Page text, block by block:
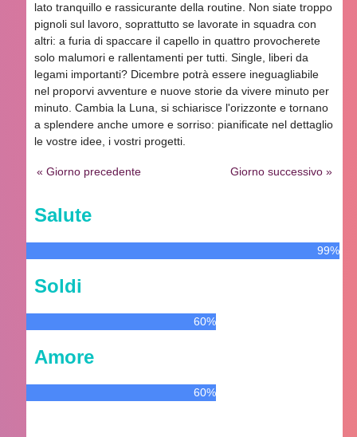
lato tranquillo e rassicurante della routine. Non siate troppo
pignoli sul lavoro, soprattutto se lavorate in squadra con
altri: a furia di spaccare il capello in quattro provocherete
solo malumori e rallentamenti per tutti. Single, liberi da
legami importanti? Dicembre potrà essere ineguagliabile
nel proporvi avventure e nuove storie da vivere minuto per
minuto. Cambia la Luna, si schiarisce l'orizzonte e tornano
a splendere anche umore e sorriso: pianificate nel dettaglio
le vostre idee, i vostri progetti.
« Giorno precedente Giorno successivo »
Salute
99%
Soldi
60%
Amore
60%